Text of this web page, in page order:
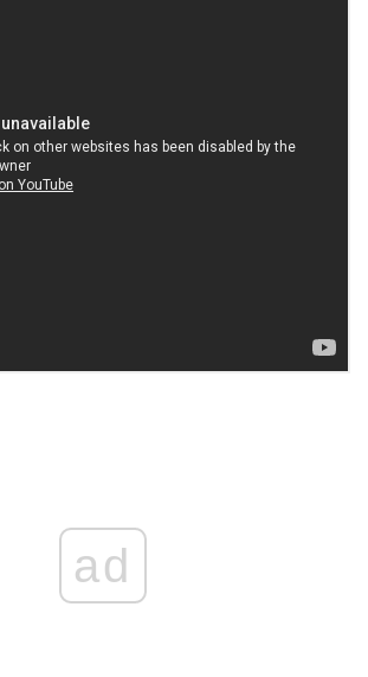
ad